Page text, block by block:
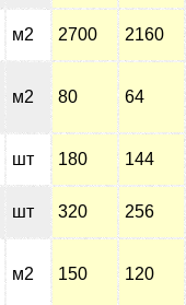
м2 2700 2160
м2 80 64
шт 180 144
шт 320 256
м2 150 120